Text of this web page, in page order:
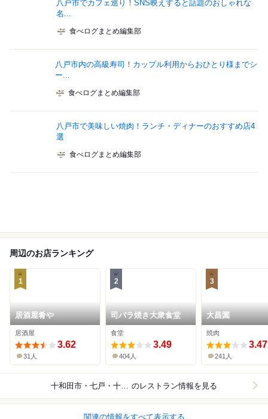
八戸市でカフェ巡り！SNS映えすると話題のおしゃれな
名...
食べログまとめ編集部
八戸市内の高級寿司！カップル利用からおひとり様までシ
ー...
食べログまとめ編集部
八戸市で美味しい焼肉！ランチ・ディナーのおすすめ店4
選
食べログまとめ編集部
周辺のお店ランキング
1
居酒屋肴や
居酒屋
3.62
31人
2
司バラ焼き大衆食堂
食堂
3.49
404人
3
大昌園
焼肉
3.47
241人
のレストラン情報を見る
関連の情報をすべて表示する